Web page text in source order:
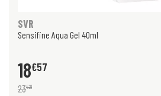
SVR
Sensifine Aqua Gel 40ml
18€57
23€21